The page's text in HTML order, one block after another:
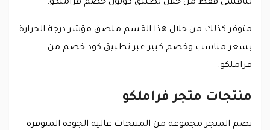
تنافسي فقط من خلال تطبيق كوبون خصم فراملكو.
متوفر كذلك من خلال هذا القسم ملصق مؤشر درجة الحرارة
بسعر مناسب وخصم كبير عبر تطبيق كود خصم من
فراملكو.
منتجات متجر فراملكو
يضم المتجر مجموعة من المنتجات عالية الجودة المتوفرة